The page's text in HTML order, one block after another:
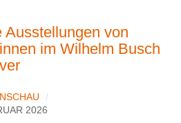
Ausstellungen von
im Wilhelm Busch
2026